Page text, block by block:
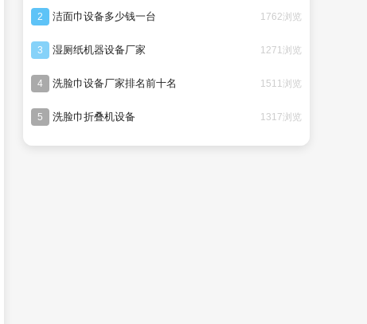
2 洁面巾设备多少钱一台 1762浏览
3 湿厕纸机器设备厂家 1271浏览
4 洗脸巾设备厂家排名前十名 1511浏览
5 洗脸巾折叠机设备 1317浏览